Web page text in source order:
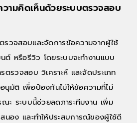
ามคิดเห็นด้วยระบบตรวจสอบ
วจสอบและจัดการข้อความจากผู้ใช้
ต์ หรือรีวิว โดยระบบจะทำงานแบบ
รวจสอบ วิเคราะห์ และจัดประเภท
นุมัติ เพื่อป้องกันไม่ให้ข้อความที่ไม่
ณะ ระบบนี้ช่วยลดภาระทีมงาน เพิ่ม
นอง และทำให้ประสบการณ์ของผู้ใช้ดี